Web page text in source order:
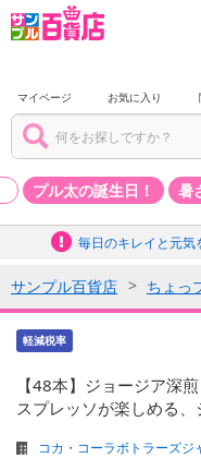
マイページ お気に入り
プル太の誕生日！ 暑
毎日のキレイと元気
サンプル百貨店 ちょっ
軽減税率
【48本】ジョージア深
スプレッソが楽しめる、
コカ・コーラボトラーズジ